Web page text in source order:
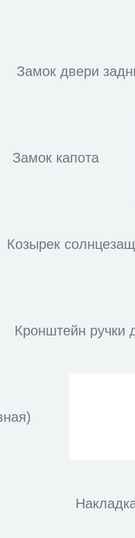
Замок двери
Замок капота
Козырек
Кронштейн ручки